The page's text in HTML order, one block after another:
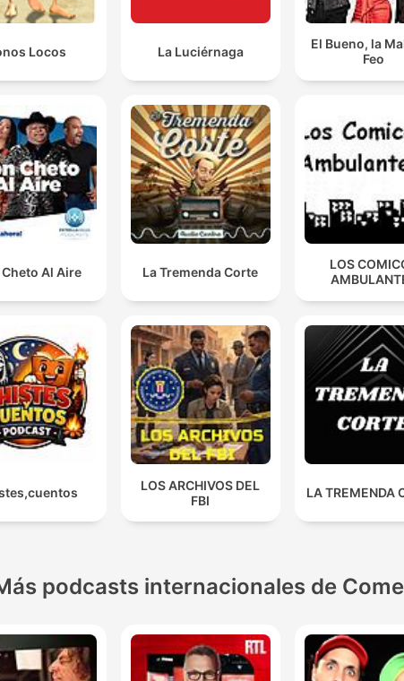
Locos La Luciérnaga
El Bueno, la
Feo
Al Aire La Tremenda Corte
LOS
LOS ARCHIVOS DEL
FBI
LA TREMENDA
podcasts internacionales de